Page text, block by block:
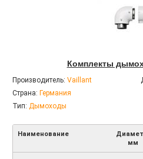
Комплекты
Производитель: Vaillant
Страна: Германия
Тип: Дымоходы
Наименование
мм